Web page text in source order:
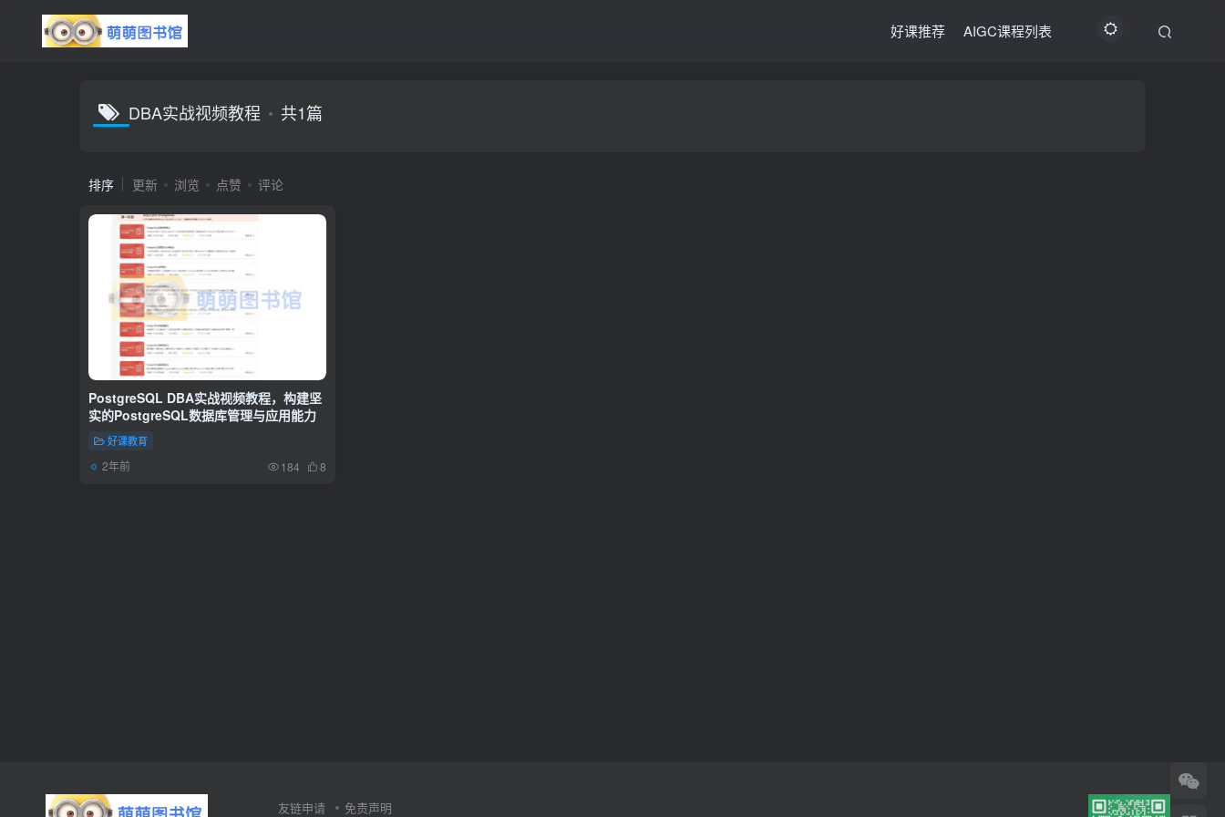
好课推荐 AIGC课程列表
DBA实战视频教程 共1篇
排序 更新 浏览 点赞 评论
PostgreSQL DBA实战视频教程，构建坚
实的PostgreSQL数据库管理与应用能力
好课教育
2年前 184 8
友链申请 免责声明